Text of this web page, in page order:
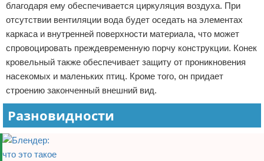
благодаря ему обеспечивается циркуляция воздуха. При
отсутствии вентиляции вода будет оседать на элементах
каркаса и внутренней поверхности материала, что может
спровоцировать преждевременную порчу конструкции. Конек
кровельный также обеспечивает защиту от проникновения
насекомых и маленьких птиц. Кроме того, он придает
строению законченный внешний вид.
Разновидности